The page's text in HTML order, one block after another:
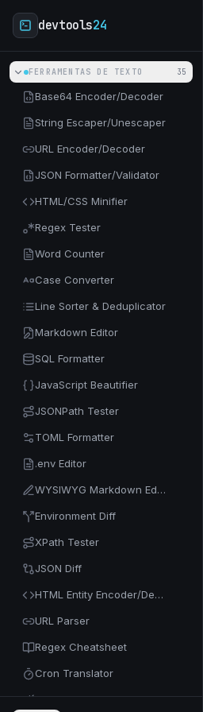
devtools24
FERRAMENTAS DE TEXTO 35
Base64 Encoder/Decoder
String Escaper/Unescaper
URL Encoder/Decoder
JSON Formatter/Validator
HTML/CSS Minifier
Regex Tester
Word Counter
Case Converter
Line Sorter & Deduplicator
Markdown Editor
SQL Formatter
JavaScript Beautifier
JSONPath Tester
TOML Formatter
.env Editor
WYSIWYG Markdown Editor
Environment Diff
XPath Tester
JSON Diff
HTML Entity Encoder/Decoder
URL Parser
Regex Cheatsheet
Cron Translator
Code Minifier